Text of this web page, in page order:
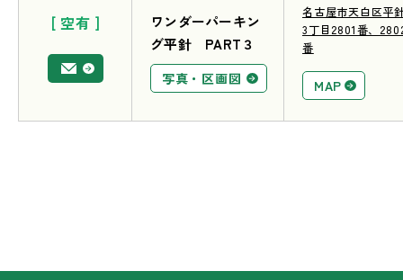
[ 空有 ]
ワンダーパーキン
グ平針 PART３
写真・区画図
名古屋市天白区平
3丁目2801番、
番
MAP